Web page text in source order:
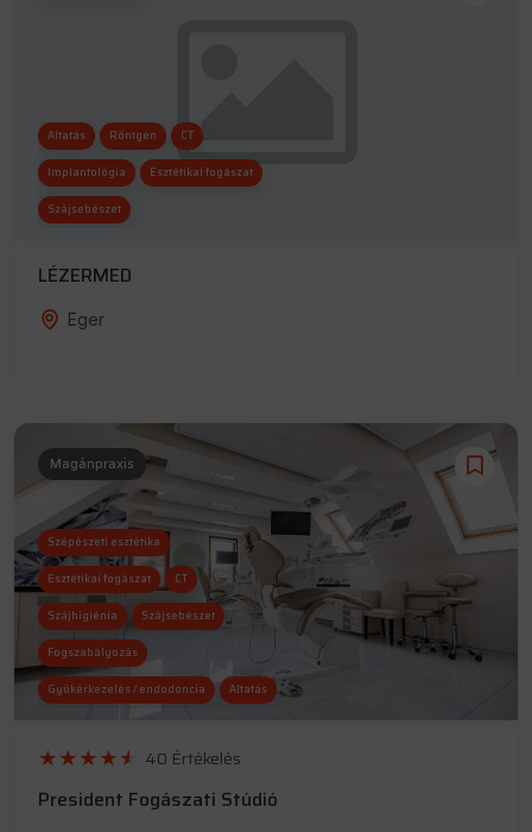
Altatás Röntgen CT
Implantológia Esztétikai fogászat
Szájsebészet
LÉZERMED
Eger
Magánpraxis
Szépészeti esztétika
Esztétikai fogászat CT
Szájhigiénia Szájsebészet
Fogszabályozás
Gyökérkezelés / endodoncia Altatás
40 Értékelés
President Fogászati Stúdió